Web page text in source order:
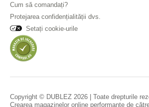
Cum să comandați?
Protejarea confidențialității dvs.
Setați cookie-urile
Copyright © DUBLEZ 2026 | Toate drepturile
Crearea magazinelor online performante de